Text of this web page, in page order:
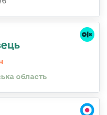
область